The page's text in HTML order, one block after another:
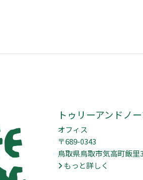
トゥリーアンドノ
オフィス
〒689-0343
鳥取県鳥取市気高町飯里
もっと詳しく